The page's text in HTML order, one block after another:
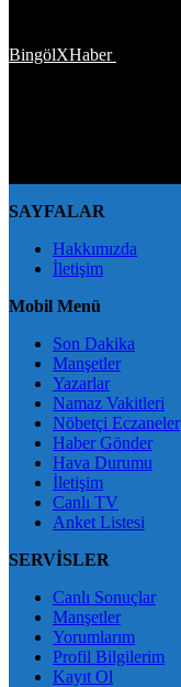
BingölXHaber
SAYFALAR
Hakkımızda
İletişim
Mobil Menü
Son Dakika
Manşetler
Yazarlar
Namaz Vakitleri
Nöbetçi Eczaneler
Haber Gönder
Hava Durumu
İletişim
Canlı TV
Anket Listesi
SERVİSLER
Canlı Sonuçlar
Manşetler
Yorumlarım
Profil Bilgilerim
Kayıt Ol